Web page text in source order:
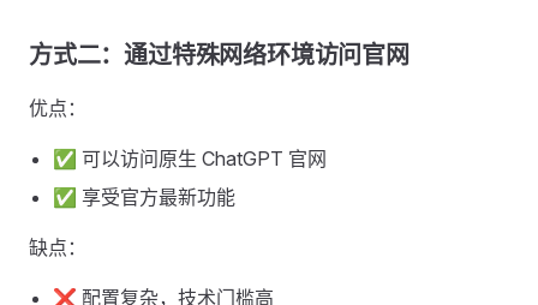
方式二：通过特殊网络环境访问官网
优点：
✅ 可以访问原生 ChatGPT 官网
✅ 享受官方最新功能
缺点：
❌ 配置复杂，技术门槛高